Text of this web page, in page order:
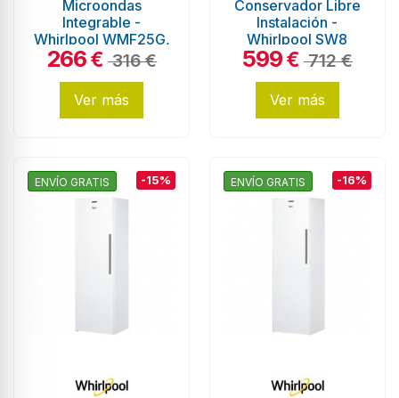
Microondas
Integrable -
Whirlpool WMF25G,
25 litros, Negro
266€ 316 €
Ver más
Conservador Libre
Instalación -
Whirlpool SW8
AM2Y WR 2, 187 cm,
Eficiencia E, Blanco
599€ 712 €
Ver más
ENVÍO GRATIS -15% ENVÍO GRATIS -16%